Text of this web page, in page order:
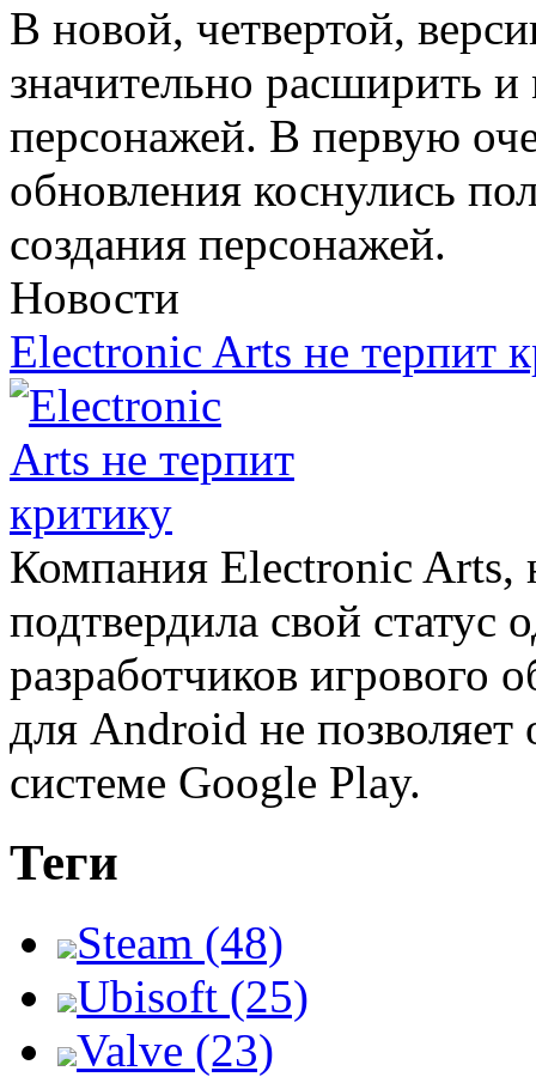
В новой, четвертой,
значительно расширить и
персонажей. В первую
обновления коснулись
создания персонажей.
Новости
Electronic Arts не терпит
Компания Electronic Arts,
подтвердила свой
разработчиков игрового
для Android не позволяет
системе Google Play.
Теги
Steam (48)
Ubisoft (25)
Valve (23)